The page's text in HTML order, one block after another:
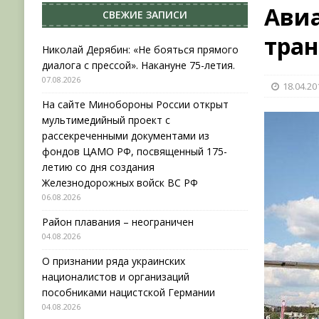
НОВОСТИ
[ 31.07.2026 ]
АВГУСТ В ВОЕННОЙ ИСТОРИИ
[ 07.08.2026 ] Николай Дерябин: «Не бояться
[ 06.08.2026 ] На сайте Минобороны России
фондов ЦАМО РФ, посвященный 175-летию со
СВЕЖИЕ ЗАПИСИ
Николай Дерябин: «Не бояться прямого
диалога с прессой». Накануне 75-летия.
07.08.2026
На сайте Минобороны России открыт
мультимедийный проект с
рассекреченными документами из
фондов ЦАМО РФ, посвященный 175-
летию со дня создания
Железнодорожных войск ВС РФ
06.08.2026
Район плавания – неограничен
04.08.2026
О признании ряда украинских
националистов и организаций
пособниками нацистской Германии
04.08.2026